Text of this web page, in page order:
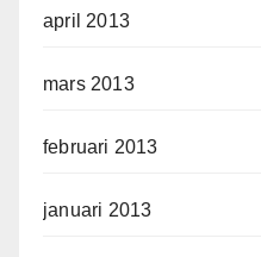
april 2013
mars 2013
februari 2013
januari 2013